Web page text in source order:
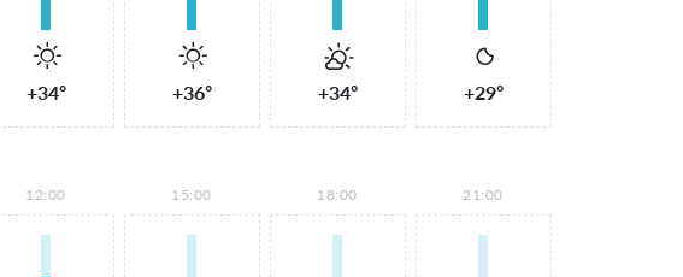
+34° +36° +34° +29°
12:00 15:00 18:00 21:00